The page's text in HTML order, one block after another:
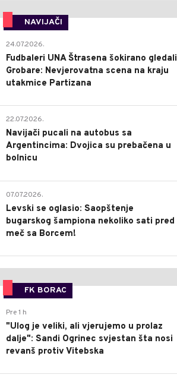
NAVIJAČI
24.07.2026.
Fudbaleri UNA Štrasena šokirano gledali
Grobare: Nevjerovatna scena na kraju
utakmice Partizana
22.07.2026.
Navijači pucali na autobus sa
Argentincima: Dvojica su prebačena u
bolnicu
07.07.2026.
Levski se oglasio: Saopštenje
bugarskog šampiona nekoliko sati pred
meč sa Borcem!
FK BORAC
Pre 1 h
"Ulog je veliki, ali vjerujemo u prolaz
dalje": Sandi Ogrinec svjestan šta nosi
revanš protiv Vitebska